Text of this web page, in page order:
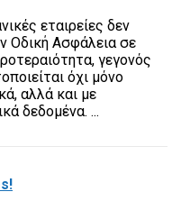
εταιρείες δεν
Οδική Ασφάλεια σε
γεγονός
όχι μόνο
αλλά και με
δεδομένα. ...